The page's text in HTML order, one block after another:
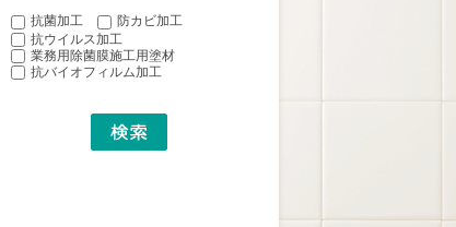
抗菌加工
防カビ加工
抗ウイルス加工
業務用除菌膜施工用塗材
抗バイオフィルム加工